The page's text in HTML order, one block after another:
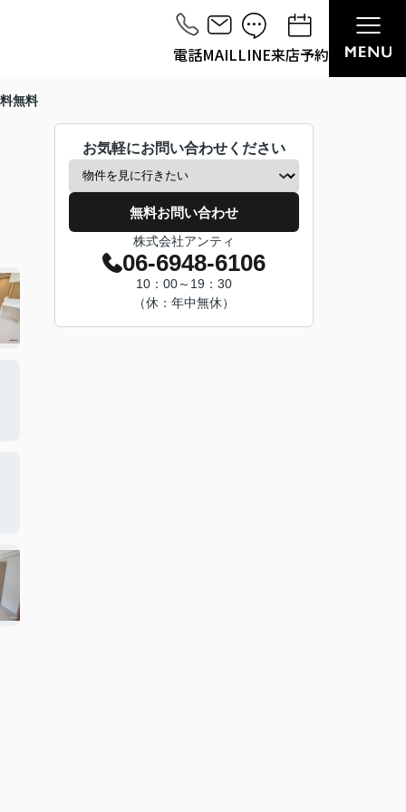
電話MAILLINE来店予約
無料
お気軽にお問い合わせください
無料お問い合わせ
株式会社アンティ
06-6948-6106
10：00～19：30
（休：年中無休）